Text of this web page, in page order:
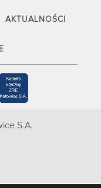
AKTUALNOŚCI
S.A.